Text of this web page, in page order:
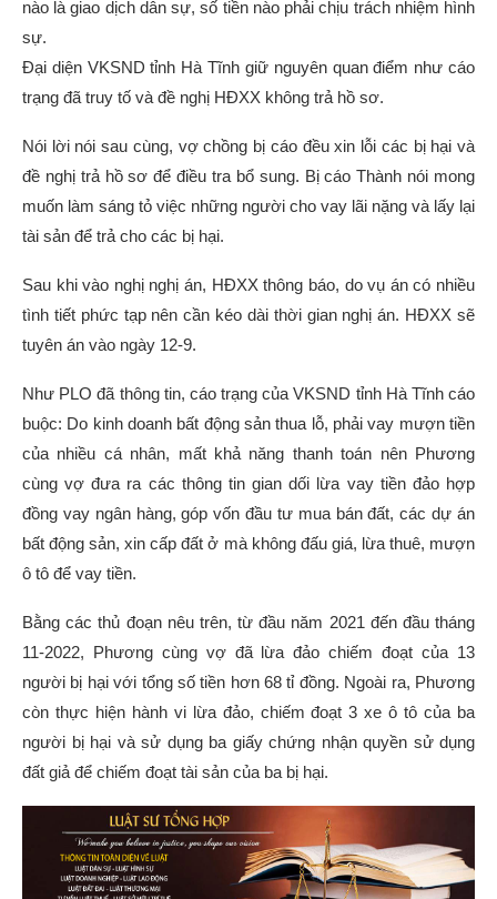
nào là giao dịch dân sự, số tiền nào phải chịu trách nhiệm hình
sự.
Đại diện VKSND tỉnh Hà Tĩnh giữ nguyên quan điểm như cáo
trạng đã truy tố và đề nghị HĐXX không trả hồ sơ.
Nói lời nói sau cùng, vợ chồng bị cáo đều xin lỗi các bị hại và
đề nghị trả hồ sơ để điều tra bổ sung. Bị cáo Thành nói mong
muốn làm sáng tỏ việc những người cho vay lãi nặng và lấy lại
tài sản để trả cho các bị hại.
Sau khi vào nghị nghị án, HĐXX thông báo, do vụ án có nhiều
tình tiết phức tạp nên cần kéo dài thời gian nghị án. HĐXX sẽ
tuyên án vào ngày 12-9.
Như PLO đã thông tin, cáo trạng của VKSND tỉnh Hà Tĩnh cáo
buộc: Do kinh doanh bất động sản thua lỗ, phải vay mượn tiền
của nhiều cá nhân, mất khả năng thanh toán nên Phương
cùng vợ đưa ra các thông tin gian dối lừa vay tiền đảo hợp
đồng vay ngân hàng, góp vốn đầu tư mua bán đất, các dự án
bất động sản, xin cấp đất ở mà không đấu giá, lừa thuê, mượn
ô tô để vay tiền.
Bằng các thủ đoạn nêu trên, từ đầu năm 2021 đến đầu tháng
11-2022, Phương cùng vợ đã lừa đảo chiếm đoạt của 13
người bị hại với tổng số tiền hơn 68 tỉ đồng. Ngoài ra, Phương
còn thực hiện hành vi lừa đảo, chiếm đoạt 3 xe ô tô của ba
người bị hại và sử dụng ba giấy chứng nhận quyền sử dụng
đất giả để chiếm đoạt tài sản của ba bị hại.